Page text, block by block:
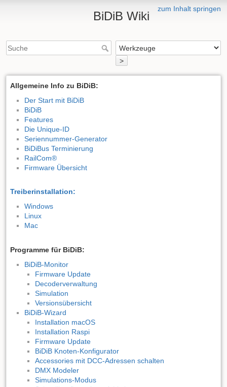
zum Inhalt springen
BiDiB Wiki
>
Allgemeine Info zu BiDiB:
Der Start mit BiDiB
BiDiB
Features
Die Unique-ID
Seriennummer-Generator
BiDiBus Terminierung
RailCom®
Firmware Übersicht
Treiberinstallation:
Windows
Linux
Mac
Programme für BiDiB:
BiDiB-Monitor
Firmware Update
Decoderverwaltung
Simulation
Versionsübersicht
BiDiB-Wizard
Installation macOS
Installation Raspi
Firmware Update
BiDiB Knoten-Konfigurator
Accessories mit DCC-Adressen schalten
DMX Modeler
Simulations-Modus